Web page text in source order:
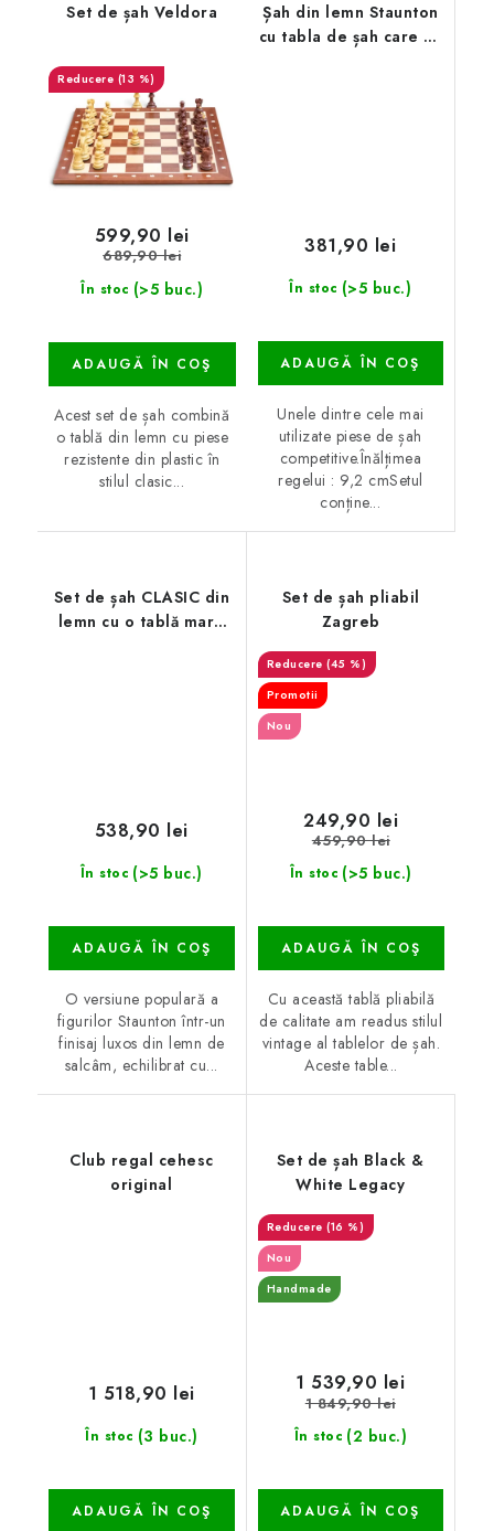
Set de șah Veldora
(13 %)
În stoc (>5 buc.)
599,90 lei
689,90 lei
ADAUGĂ ÎN COŞ
Acest set de șah combină
o tablă din lemn cu piese
rezistente din plastic în
stilul clasic...
Șah din lemn Staunton
cu tabla de șah care se
În stoc (>5 buc.)
381,90 lei
ADAUGĂ ÎN COŞ
Unele dintre cele mai
utilizate piese de șah
competitive.Înălțimea
regelui : 9,2 cmSetul
conține...
Set de șah CLASIC din
lemn cu o tablă maro
În stoc (>5 buc.)
538,90 lei
ADAUGĂ ÎN COŞ
O versiune populară a
figurilor Staunton într-un
finisaj luxos din lemn de
salcâm, echilibrat cu...
Set de șah pliabil
Zagreb
(45 %)
Promotii
Nou
În stoc (>5 buc.)
249,90 lei
459,90 lei
ADAUGĂ ÎN COŞ
Cu această tablă pliabilă
de calitate am readus stilul
vintage al tablelor de șah.
Aceste table...
Club regal cehesc
original
În stoc (3 buc.)
1 518,90 lei
ADAUGĂ ÎN COŞ
Set de șah Black &
White Legacy
(16 %)
Nou
Handmade
În stoc (2 buc.)
1 539,90 lei
1 849,90 lei
ADAUGĂ ÎN COŞ